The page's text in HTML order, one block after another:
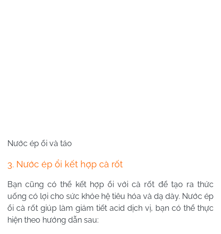
Nước ép ổi và táo
3. Nước ép ổi kết hợp cà rốt
Bạn cũng có thể kết hợp ổi với cà rốt để tạo ra thức
uống có lợi cho sức khỏe hệ tiêu hóa và dạ dày. Nước ép
ổi cà rốt giúp làm giảm tiết acid dịch vị, bạn có thể thực
hiện theo hướng dẫn sau: